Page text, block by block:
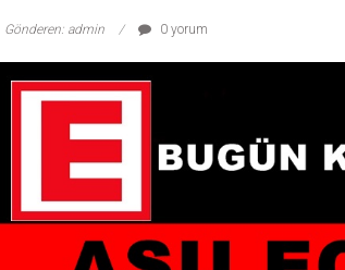
Gönderen: admin 0 yorum